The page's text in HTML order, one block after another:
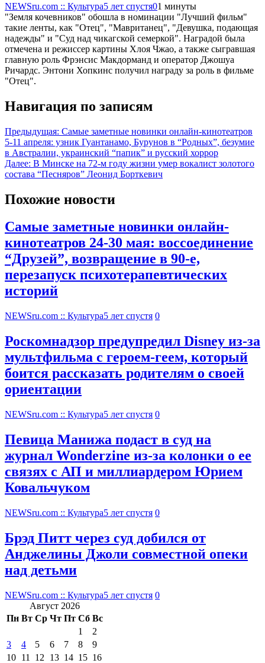
NEWSru.com :: Культура5 лет спустя01 минуты
"Земля кочевников" обошла в номинации "Лучший фильм"
такие ленты, как "Отец", "Мавританец", "Девушка, подающая
надежды" и "Суд над чикагской семеркой". Наградой была
отмечена и режиссер картины Хлоя Чжао, а также сыгравшая
главную роль Фрэнсис Макдорманд и оператор Джошуа
Ричардс. Энтони Хопкинс получил награду за роль в фильме
"Отец".
Навигация по записям
Предыдущая: Самые заметные новинки онлайн-кинотеатров
5-11 апреля: узник Гуантанамо, Бурунов в “Родных”, безумие
в Австралии, украинский “папик” и русский хоррор
Далее: В Минске на 72-м году жизни умер вокалист золотого
состава “Песняров” Леонид Борткевич
Похожие новости
Самые заметные новинки онлайн-
кинотеатров 24-30 мая: воссоединение
“Друзей”, возвращение в 90-е,
перезапуск психотерапевтических
историй
NEWSru.com :: Культура5 лет спустя 0
Роскомнадзор предупредил Disney из-за
мультфильма c героем-геем, который
боится рассказать родителям о своей
ориентации
NEWSru.com :: Культура5 лет спустя 0
Певица Манижа подаст в суд на
журнал Wonderzine из-за колонки о ее
связях с АП и миллиардером Юрием
Ковальчуком
NEWSru.com :: Культура5 лет спустя 0
Брэд Питт через суд добился от
Анджелины Джоли совместной опеки
над детьми
NEWSru.com :: Культура5 лет спустя 0
Август 2026
Пн Вт Ср Чт Пт Сб Вс
1
2
3
4 5 6 7 8
9
10 11 12 13 14 15 16